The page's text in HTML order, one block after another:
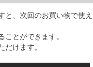
と、次回のお買い物で使
ことができます。
だけます。